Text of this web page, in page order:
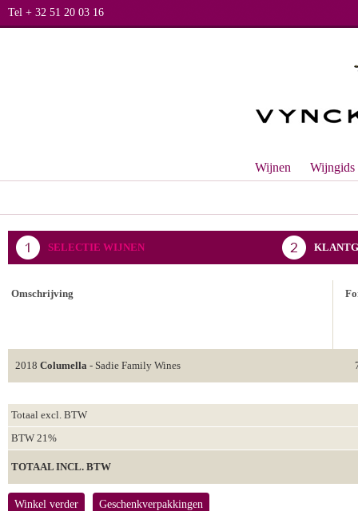
Tel + 32 51 20 03 16
Wijnen Wijngids
SELECTIE WIJNEN
Omschrijving
2018 Columella - Sadie Family Wines
Totaal excl. BTW
BTW 21%
TOTAAL INCL. BTW
Winkel verder Geschenkverpakkingen